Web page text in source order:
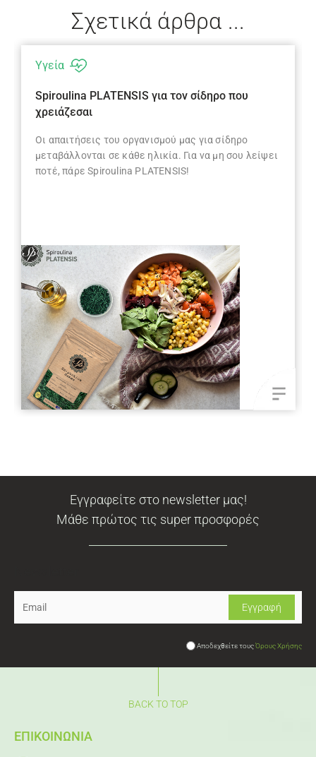
Σχετικά άρθρα ...
Υγεία
Spiroulina PLATENSIS για τον σίδηρο που
χρειάζεσαι
Οι απαιτήσεις του οργανισμού μας για σίδηρο
μεταβάλλονται σε κάθε ηλικία. Για να μη σου λείψει
ποτέ, πάρε Spiroulina PLATENSIS!
Εγγραφείτε στο newsletter μας!
Μάθε πρώτος τις super προσφορές
Αποδεχθείτε τουςΌρους Χρήσης
BACK TO TOP
ΕΠΙΚΟΙΝΩΝΙΑ